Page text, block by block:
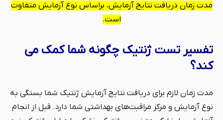
مدت زمان دریافت نتایج آزمایش، براساس نوع آزمایش متفاوت
است.
تفسیر تست ژنتیک چگونه شما کمک می
کند؟
مدت زمان لازم برای دریافت نتایج آزمایش ژنتیک شما بستگی به
نوع آزمایش و مرکز مراقبت‌های بهداشتی شما دارد. قبل از انجام